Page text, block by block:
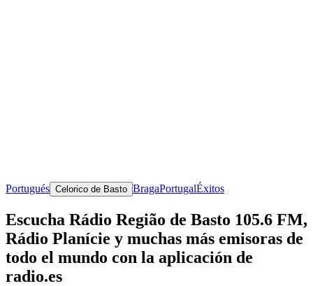
Portugués Celorico de Basto BragaPortugalÉxitos
Escucha Rádio Região de Basto 105.6 FM,
Rádio Planí­cie y muchas más emisoras de
todo el mundo con la aplicación de
radio.es